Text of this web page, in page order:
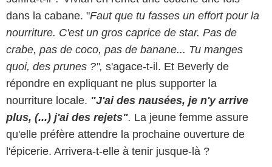
dans la cabane. "Faut que tu fasses un effort pour la
nourriture. C'est un gros caprice de star. Pas de
crabe, pas de coco, pas de banane... Tu manges
quoi, des prunes ?", s'agace-t-il. Et Beverly de
répondre en expliquant ne plus supporter la
nourriture locale. "J'ai des nausées, je n'y arrive
plus, (...) j'ai des rejets". La jeune femme assure
qu'elle préfère attendre la prochaine ouverture de
l'épicerie. Arrivera-t-elle à tenir jusque-là ?